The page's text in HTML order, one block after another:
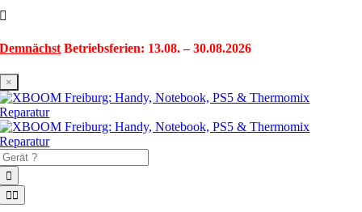
springen
Demnächst Betriebsferien: 13.08. – 30.08.2026
×
Toggle
Navigation